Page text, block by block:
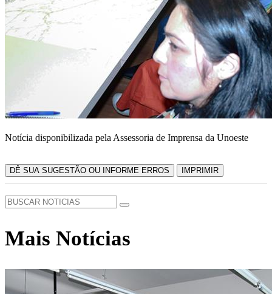
Notícia disponibilizada pela Assessoria de Imprensa da Unoeste
DÊ SUA SUGESTÃO OU INFORME ERROS IMPRIMIR
Mais Notícias